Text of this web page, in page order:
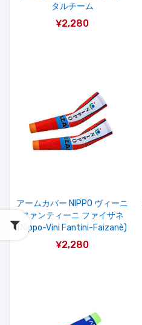
タルチーム
¥2,280
アームカバー NIPPO ヴィーニ
ファンティーニ ファイザネ
(Nippo-Vini Fantini-Faizanè)
¥2,280